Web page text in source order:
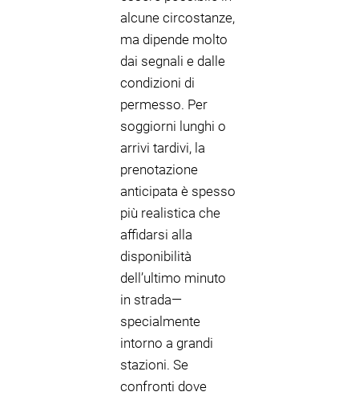
alcune circostanze,
ma dipende molto
dai segnali e dalle
condizioni di
permesso. Per
soggiorni lunghi o
arrivi tardivi, la
prenotazione
anticipata è spesso
più realistica che
affidarsi alla
disponibilità
dell’ultimo minuto
in strada—
specialmente
intorno a grandi
stazioni. Se
confronti dove